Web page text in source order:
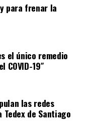
para frenar la
el único remedio
COVID-19″
las redes
Tedex de Santiago